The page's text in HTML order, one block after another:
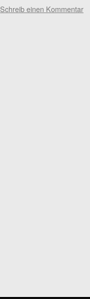
Schreib einen Kommentar